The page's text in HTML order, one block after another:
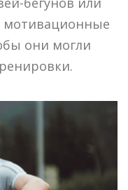
мотивационные
они могли